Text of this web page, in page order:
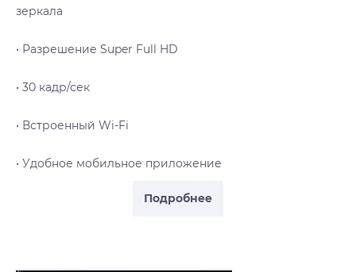
Подробнее
зеркала
• Разрешение Super Full HD
• 30 кадр/сек
• Встроенный Wi-Fi
• Удобное мобильное приложение